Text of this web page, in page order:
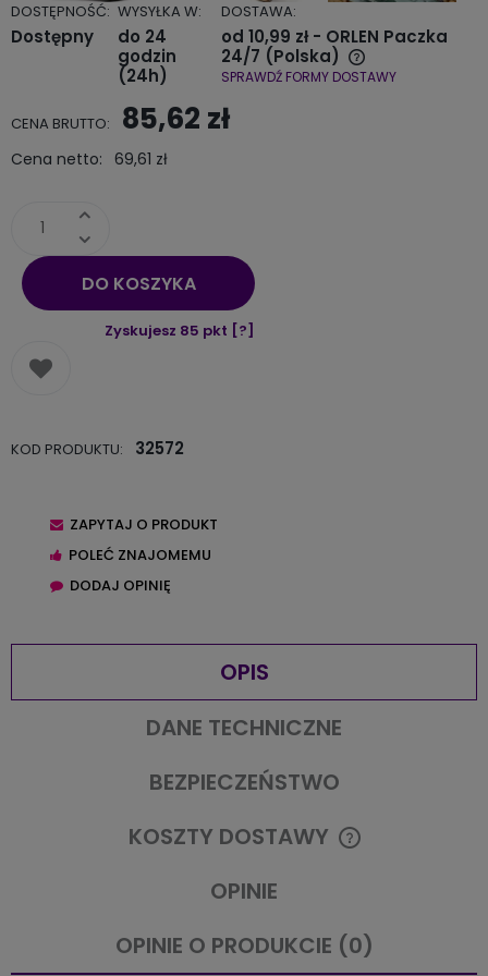
DOSTĘPNOŚĆ:
Dostępny
WYSYŁKA W:
do 24
godzin
(24h)
DOSTAWA:
od 10,99 zł - ORLEN Paczka
24/7 (Polska)
Cena nie zawiera ewentualnych kosztów płatności
SPRAWDŹ FORMY DOSTAWY
CENA BRUTTO: 85,62 zł
Cena netto: 69,61 zł
DO KOSZYKA
Zyskujesz 85 pkt [?]
KOD PRODUKTU: 32572
ZAPYTAJ O PRODUKT
POLEĆ ZNAJOMEMU
DODAJ OPINIĘ
OPIS
DANE TECHNICZNE
BEZPIECZEŃSTWO
KOSZTY DOSTAWY
CENA NIE ZAWIERA EWENTUALNYCH KOSZTÓW PŁATNOŚCI
OPINIE
OPINIE O PRODUKCIE (0)